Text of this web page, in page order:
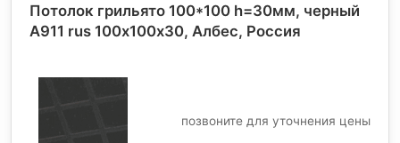
Потолок грильято 100*100 h=30мм, черный
A911 rus 100х100х30, Албес, Россия
позвоните для уточнения цены